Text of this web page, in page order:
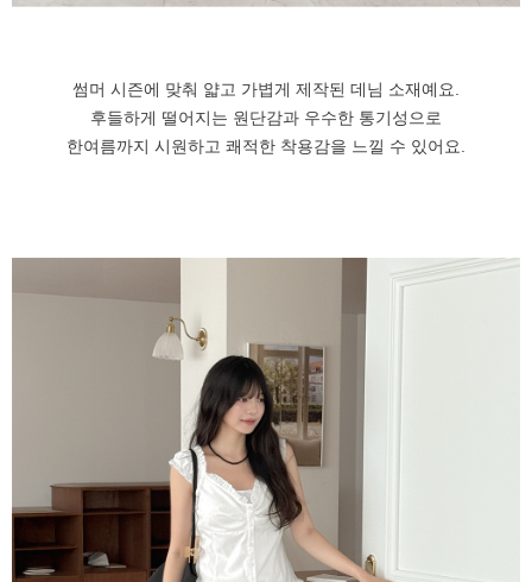
썸머 시즌에 맞춰 얇고 가볍게 제작된 데님 소재예요.
후들하게 떨어지는 원단감과 우수한 통기성으로
한여름까지 시원하고 쾌적한 착용감을 느낄 수 있어요.